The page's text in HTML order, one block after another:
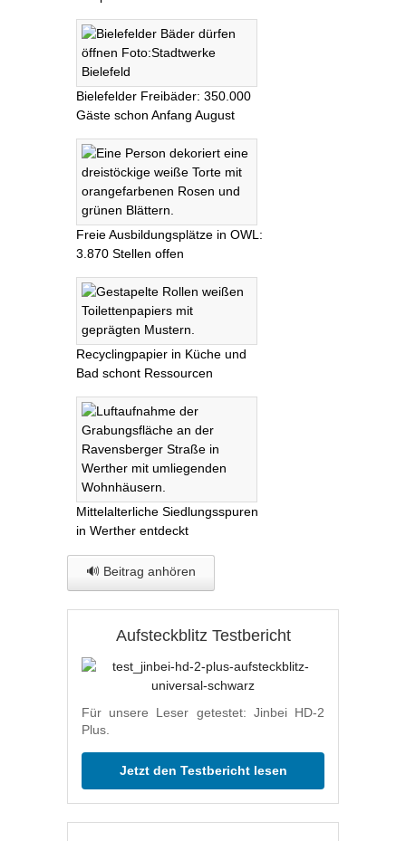
Bielefelder Freibäder: 350.000
Gäste schon Anfang August
Freie Ausbildungsplätze in OWL:
3.870 Stellen offen
Recyclingpapier in Küche und
Bad schont Ressourcen
Mittelalterliche Siedlungsspuren
in Werther entdeckt
🔊 Beitrag anhören
Aufsteckblitz Testbericht
Für unsere Leser getestet: Jinbei HD-2
Plus.
Jetzt den Testbericht lesen